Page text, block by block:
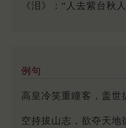
《泪》：“人去紫台秋
例句
高皇冷笑重瞳客，盖世
空持拔山志，欲夺天地